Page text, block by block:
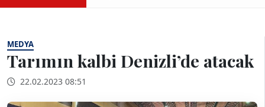
MEDYA
Tarımın kalbi Denizli’de atacak
22.02.2023 08:51